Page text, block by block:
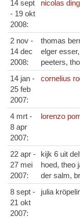
14 sept
- 19 okt
2008:
nicolas
2 nov -
14 dec
2008:
thomas
elger
peeters,
14 jan -
25 feb
2007:
cornelius
4 mrt -
8 apr
2007:
lorenzo
22 apr -
27 mei
2007:
kijk 6 uit
hoed, theo
der salm,
8 sept -
21 okt
2007:
julia